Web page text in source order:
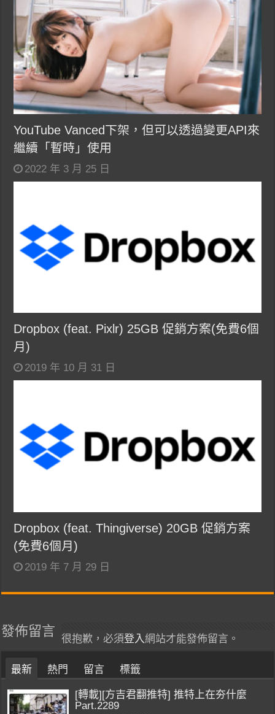
YouTube Vanced下架，但可以透過變更API來
繼續「暫時」使用
2022 年 3 月 25 日
Dropbox (feat. Pixlr) 25GB 促銷方案(免費6個
月)
2019 年 10 月 31 日
Dropbox (feat. Thingiverse) 20GB 促銷方案
(免費6個月)
2019 年 7 月 29 日
發佈留言
很抱歉，必須登入網站才能發佈留言。
最新 熱門 留言 標籤
[轉載][方吉君翻推特] 推特上在夯什麼
Part.2289